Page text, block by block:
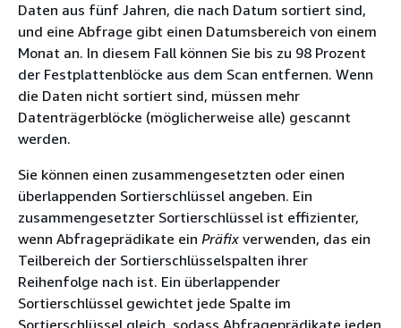
Daten aus fünf Jahren, die nach Datum sortiert sind,
und eine Abfrage gibt einen Datumsbereich von einem
Monat an. In diesem Fall können Sie bis zu 98 Prozent
der Festplattenblöcke aus dem Scan entfernen. Wenn
die Daten nicht sortiert sind, müssen mehr
Datenträgerblöcke (möglicherweise alle) gescannt
werden.
Sie können einen zusammengesetzten oder einen
überlappenden Sortierschlüssel angeben. Ein
zusammengesetzter Sortierschlüssel ist effizienter,
wenn Abfrageprädikate ein Präfix verwenden, das ein
Teilbereich der Sortierschlüsselspalten ihrer
Reihenfolge nach ist. Ein überlappender
Sortierschlüssel gewichtet jede Spalte im
Sortierschlüssel gleich, sodass Abfrageprädikate jeden